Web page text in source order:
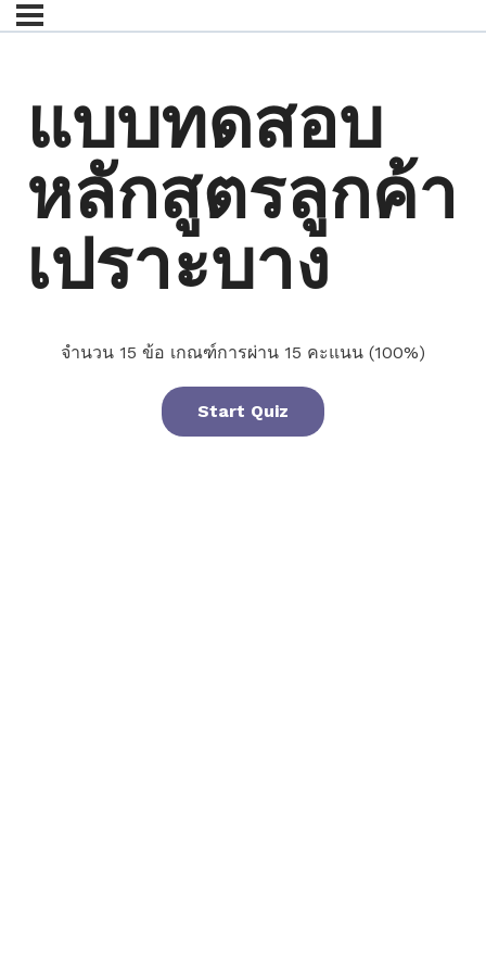
แบบทดสอบ
หลักสูตรลูกค้า
เปราะบาง
จำนวน 15 ข้อ เกณฑ์การผ่าน 15 คะแนน (100%)